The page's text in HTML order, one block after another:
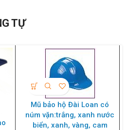
TỰ
Mũ bảo hộ Đài Loan có
núm vặn:trắng, xanh nước
biển, xanh, vàng, cam